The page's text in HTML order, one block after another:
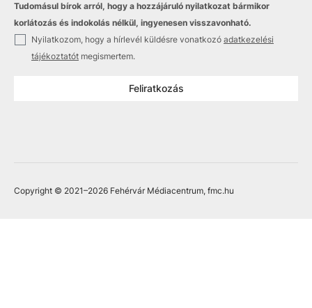
Tudomásul bírok arról, hogy a hozzájáruló nyilatkozat bármikor
korlátozás és indokolás nélkül, ingyenesen visszavonható.
Nyilatkozom, hogy a hírlevél küldésre vonatkozó adatkezelési
tájékoztatót megismertem.
Feliratkozás
Copyright © 2021–2026 Fehérvár Médiacentrum, fmc.hu